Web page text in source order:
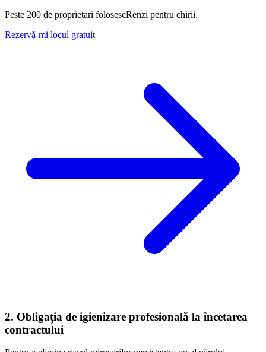
Peste 200 de proprietari folosescRenzi pentru chirii.
Rezervă-mi locul gratuit
2. Obligația de igienizare profesională la încetarea
contractului